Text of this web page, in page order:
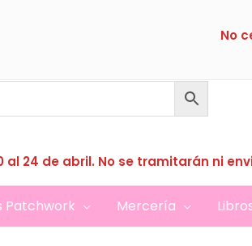
No
al 24 de abril. No se tramitarán ni
Patchwork Mercería